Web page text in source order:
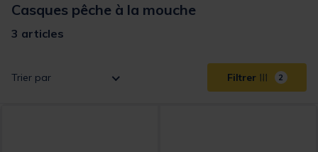
Casques pêche à la mouche
3 articles
Trier par Filtrer 2